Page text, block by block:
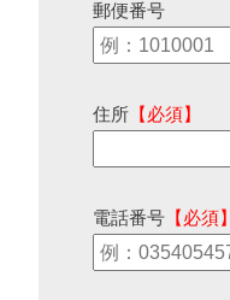
郵便番号
住所 【必須】
電話番号 【必須】